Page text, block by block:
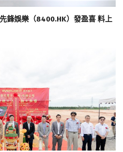
鋒娛樂（8400.HK）發盈喜 料上